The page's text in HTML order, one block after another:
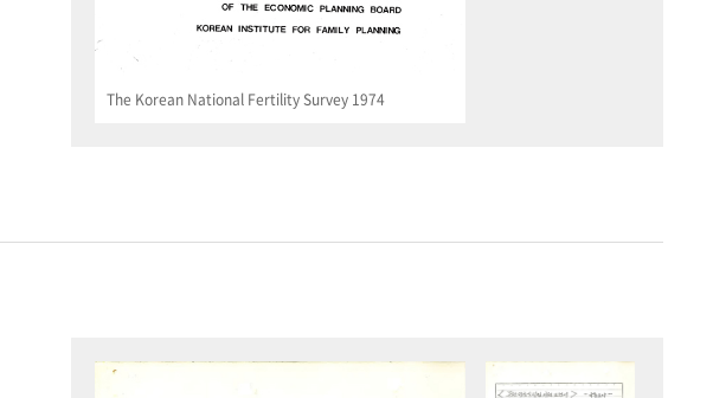
The Korean National Fertility Survey 1974